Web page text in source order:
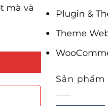
mà và
Plugin &
Theme
Sản phẩm